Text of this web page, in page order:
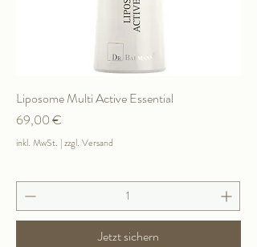
Liposome Multi Active Essential
Preis
69,00 €
inkl. MwSt. |zzgl. Versand
Jetzt sichern